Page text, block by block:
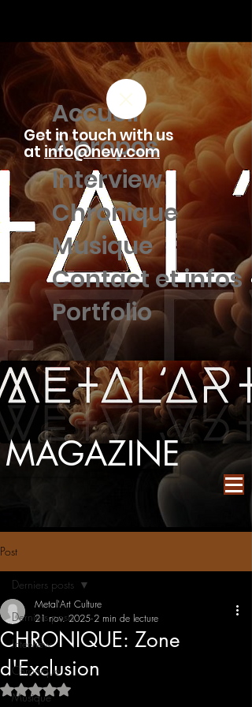
Accueil
À propos
Interview
Chronique
Musique
Contact et infos
Portfolio
Get in touch with us
atinfo@new.com
MAGAZINE
Post
Derniers posts
Interview
Chronique
Musique
Derniers posts
CHRONIQUE: Zone
d'Exclusion
Metal'Art Culture
21 nov. 2025 2 min de lecture
Noté NaN étoiles sur 5.